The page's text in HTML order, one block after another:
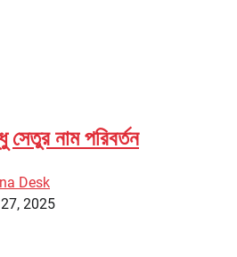
সেতুর নাম পরিবর্তন
Desk
2025